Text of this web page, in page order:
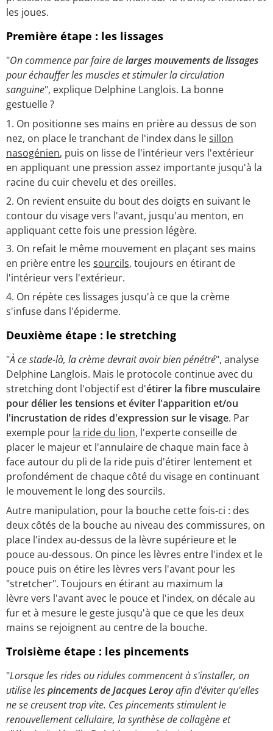
les joues.
Première étape : les lissages
"On commence par faire delarges mouvements de lissages
pour échauffer les muscles et stimuler la circulation
sanguine", explique Delphine Langlois. La bonne
gestuelle ?
On positionne ses mains en prière au dessus de son
nez, on place le tranchant de l'index dans lesillon
nasogénien, puis on lisse de l'intérieur vers l'extérieur
en appliquant une pression assez importante jusqu'à la
racine du cuir chevelu et des oreilles.
On revient ensuite du bout des doigts en suivant le
contour du visage vers l'avant, jusqu'au menton, en
appliquant cette fois une pression légère.
On refait le même mouvement en plaçant ses mains
en prière entre les sourcils, toujours en étirant de
l'intérieur vers l'extérieur.
On répète ces lissages jusqu'à ce que la crème
s'infuse dans l'épiderme.
Deuxième étape : le stretching
"À ce stade-là, la crème devrait avoir bien pénétré", analyse
Delphine Langlois. Mais le protocole continue avec du
stretching dont l'objectif est d'étirer la fibre musculaire
pour délier les tensions et éviter l'apparition et/ou
l'incrustation de rides d'expression sur le visage. Par
exemple pour la ride du lion, l'experte conseille de
placer le majeur et l'annulaire de chaque main face à
face autour du pli de la ride puis d'étirer lentement et
profondément de chaque côté du visage en continuant
le mouvement le long des sourcils.
Autre manipulation, pour la bouche cette fois-ci : des
deux côtés de la bouche au niveau des commissures, on
place l'index au-dessus de la lèvre supérieure et le
pouce au-dessous. On pince les lèvres entre l'index et le
pouce puis on étire les lèvres vers l'avant pour les
"stretcher". Toujours en étirant au maximum la
lèvre vers l'avant avec le pouce et l'index, on décale au
fur et à mesure le geste jusqu'à que ce que les deux
mains se rejoignent au centre de la bouche.
Troisième étape : les pincements
"Lorsque les rides ou ridules commencent à s'installer, on
utilise lespincements de Jacques Leroyafin d'éviter qu'elles
ne se creusent trop vite. Ces pincements stimulent le
renouvellement cellulaire, la synthèse de collagène et